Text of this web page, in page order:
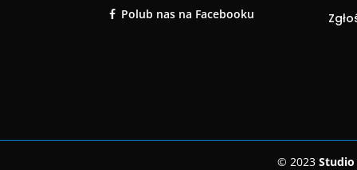
Polub nas na Facebooku
© 2023 Studio